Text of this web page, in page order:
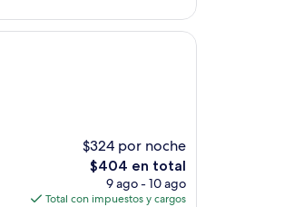
de
$324 por noche
El
precio
actual
$404 en total
9 ago - 10 ago
Total con impuestos y cargos